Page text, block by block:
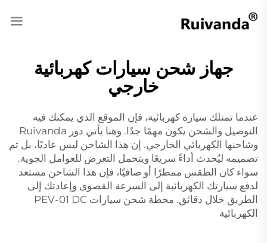
جهاز شحن سيارات كهربائية
خارجي
عندما تمتلك سيارة كهربائية، فإن الموقع الذي يمكنك فيه
التوصيل والشحن يكون مهمًا جدًا. وهنا يأتي دور Ruivanda
وشاحنها الكهربائي الخارجي. إن هذا الشاحن ليس عاديًا، بل تم
تصميمه ليُحدث أداءً سريعًا ويتحمل التعرض للعوامل الجوية.
سواء كان الطقس ممطرًا أو صافيًا، فإن هذا الشاحن مستعد
لدفع سيارتك الكهربائية إلى السرعة القصوى وإعادتك إلى
الطريق خلال دقائق.
محطة شحن سيارات PEV-01 DC
الكهربائية